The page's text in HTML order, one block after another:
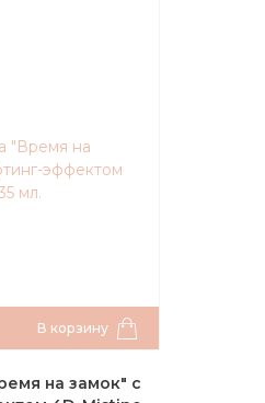
В корзину
на замок" с